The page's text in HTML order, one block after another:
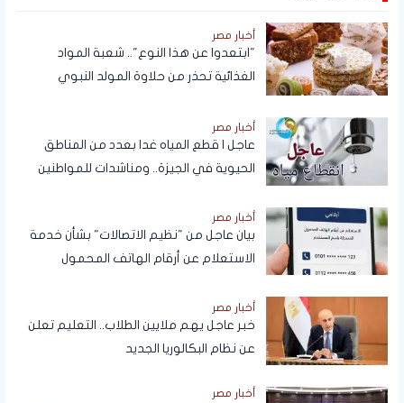
أخبار مصر
"ابتعدوا عن هذا النوع".. شعبة المواد
الغذائية تحذر من حلاوة المولد النبوي
أخبار مصر
عاجل | قطع المياه غدا بعدد من المناطق
الحيوية في الجيزة.. ومناشدات للمواطنين
أخبار مصر
بيان عاجل من "نظيم الاتصالات" بشأن خدمة
الاستعلام عن أرقام الهاتف المحمول
NTRA
أخبار مصر
خبر عاجل يهم ملايين الطلاب.. التعليم تعلن
عن نظام البكالوريا الجديد
أخبار مصر